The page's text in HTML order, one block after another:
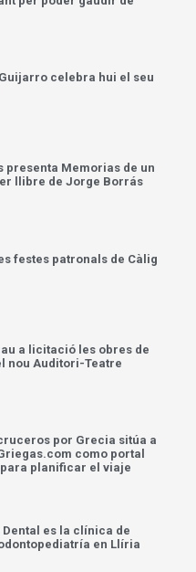
celebra hui el seu
presenta Memorias de un
llibre de Jorge Borrás
festes patronals de Càlig
a licitació les obres de
nou Auditori-Teatre
por Grecia sitúa a
como portal
planificar el viaje
Dental es la clínica de
en Llíria